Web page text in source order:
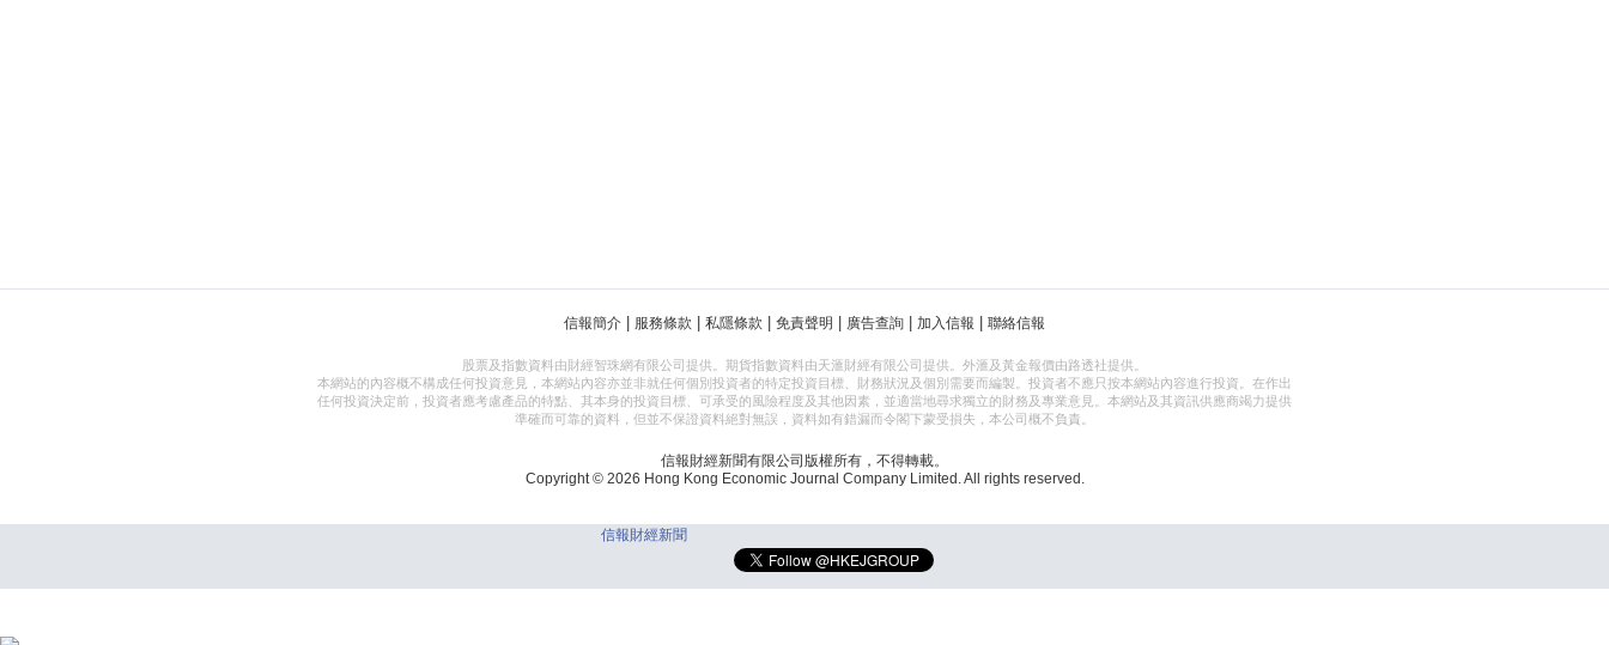
信報簡介 服務條款 私隱條款 免責聲明 廣告查詢 加入信報 聯絡信報
股票及指數資料由財經智珠網有限公司提供。期貨指數資料由天滙財經有限公司提供。外滙及黃金報價由路透社提供。
本網站的內容概不構成任何投資意見，本網站內容亦並非就任何個別投資者的特定投資目標、財務狀況及個別需要而編製。投資者不應只按本網站內容進行投資。在作出
任何投資決定前，投資者應考慮產品的特點、其本身的投資目標、可承受的風險程度及其他因素，並適當地尋求獨立的財務及專業意見。本網站及其資訊供應商竭力提供
準確而可靠的資料，但並不保證資料絕對無誤，資料如有錯漏而令閣下蒙受損失，本公司概不負責。
信報財經新聞有限公司版權所有，不得轉載。
Copyright © 2026 Hong Kong Economic Journal Company Limited. All rights reserved.
信報財經新聞